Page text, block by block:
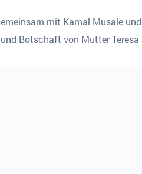
mit Kamal Musale
Botschaft von Mutter